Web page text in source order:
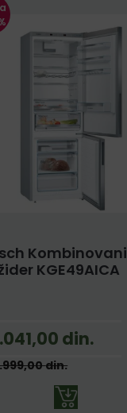
Kombinovani
KGE49AICA
din.
din.